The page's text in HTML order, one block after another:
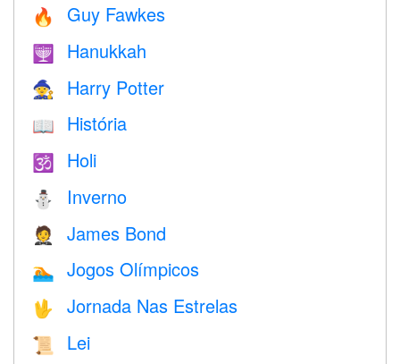
🔥 Guy Fawkes
🕎 Hanukkah
🧙 Harry Potter
📖 História
🕉 Holi
⛄ Inverno
🤵 James Bond
🏊 Jogos Olímpicos
🖖 Jornada Nas Estrelas
📜 Lei